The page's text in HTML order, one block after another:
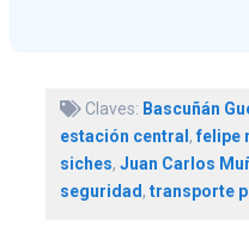
Claves: Bascuñán
estación central,felipe
siches, Juan Carlos
seguridad, transporte